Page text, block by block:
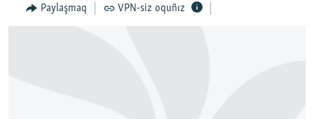
İNSAN AQLARI
Paylaşmaq VPN-siz oquñız